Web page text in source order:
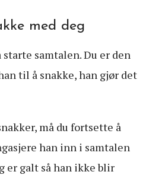
med deg
samtalen. Du er den
til å snakke, han gjør det
må du fortsette å
han inn i samtalen
er galt så han ikke blir